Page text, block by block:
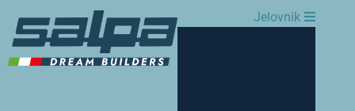
Jelovnik